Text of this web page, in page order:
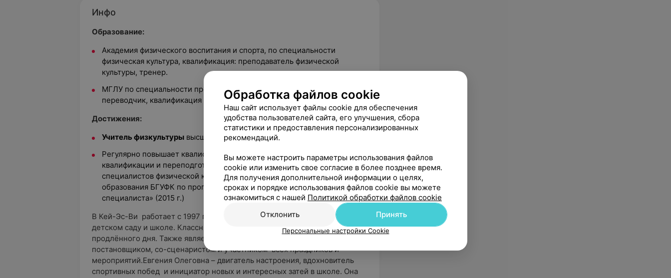
Инфо
Образование:
Академия физического воспитания и спорта, по специальности
физическая культура, квалификация: преподаватель физической
культуры, тренер.
МГЛУ по специальности преподаватель английского языка,
переводчик, квалификация – английский язык.
Достижения:
Учитель физкультуры высшей квалификационной категории.
Регулярно повышает квалификацию в Институте повышения
квалификации и переподготовки руководящих работников и
специалистов физической культуры, спорта и туризма учреждения
образования БГУФК по программе «Обобщение педагогического опыта
специалиста» (2015 г.)
В Кей-Эс-Ви работает с 1997 года. Ведёт уроки физического воспитания в
детском саду и школе. Классный руководитель. Ведёт группу
продлённого дня. Также является неизменным режиссёром-
постановщиком, со-сценаристом и участником всех праздников и
мероприятий.Евгения Олеговна – двигатель настроения, вдохновитель
спортивных побед и инициатор новых и интересных затей в школе. Она
Обработка файлов cookie
Наш сайт использует файлы cookie для обеспечения
удобства пользователей сайта, его улучшения, сбора
статистики и предоставления персонализированных
рекомендаций.
Вы можете настроить параметры использования файлов
cookie или изменить свое согласие в более позднее время.
Для получения дополнительной информации о целях,
сроках и порядке использования файлов cookie вы можете
ознакомиться с нашей Политикой обработки файлов cookie
Отклонить
Принять
Персональные настройки Cookie